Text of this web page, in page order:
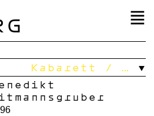
Kabarett / …